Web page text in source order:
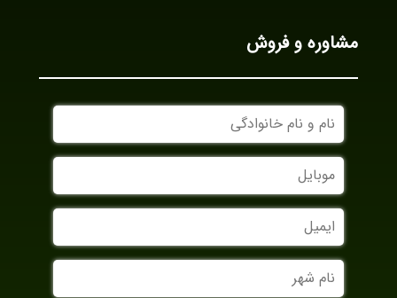
مشاوره و فروش
نام
و
نام
خانوادگی
موبایل
ایمیل
نام
شهر